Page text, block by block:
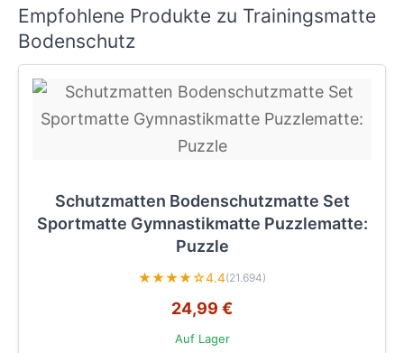
Empfohlene Produkte zu Trainingsmatte
Bodenschutz
Schutzmatten Bodenschutzmatte Set
Sportmatte Gymnastikmatte Puzzlematte:
Puzzle
★★★★☆4.4(21.694)
24,99 €
Auf Lager